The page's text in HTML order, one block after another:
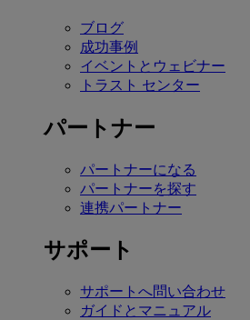
ブログ
成功事例
イベントとウェビナー
トラスト センター
パートナー
パートナーになる
パートナーを探す
連携パートナー
サポート
サポートへ問い合わせ
ガイドとマニュアル